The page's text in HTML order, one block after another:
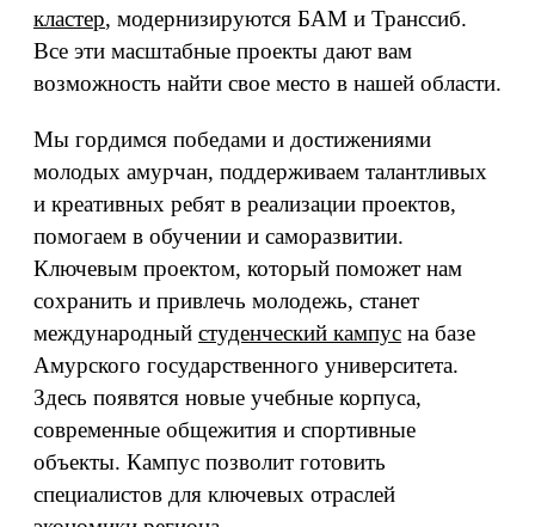
кластер, модернизируются БАМ и Транссиб.
Все эти масштабные проекты дают вам
возможность найти свое место в нашей области.
Мы гордимся победами и достижениями
молодых амурчан, поддерживаем талантливых
и креативных ребят в реализации проектов,
помогаем в обучении и саморазвитии.
Ключевым проектом, который поможет нам
сохранить и привлечь молодежь, станет
международный студенческий кампус на базе
Амурского государственного университета.
Здесь появятся новые учебные корпуса,
современные общежития и спортивные
объекты. Кампус позволит готовить
специалистов для ключевых отраслей